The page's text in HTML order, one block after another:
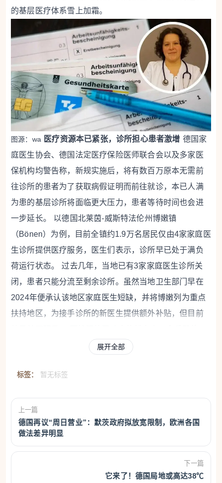
的基层医疗体系雪上加霜。
图源：wa 医疗资源本已紧张，诊所担心患者激增 德国家
庭医生协会、德国法定医疗保险医师联合会以及多家医
保机构均警告称，新规实施后，将有数百万原本无需前
往诊所的患者为了获取病假证明而前往就诊，本已人满
为患的基层诊所将面临更大压力，患者等待时间也会进
一步延长。
以德国北莱茵-威斯特法伦州博嫩镇
（Bönen）为例，目前全镇约1.9万名居民仅由4家家庭医
生诊所提供医疗服务，医生们表示，诊所早已处于满负
荷运行状态。
过去几年，当地已有3家家庭医生诊所关
闭，患者只能分流至剩余诊所。虽然当地卫生部门早在
2024年便承认该地区家庭医生短缺，并将博嫩列为重点
扶持地区，为接手诊所的新医生提供额外补贴，但目前
是普通感冒、流感或肠胃炎，原本可能选择在家休息、
诊所申请病假证明。
假）。数据显示，根据德国企业医保机构统计，德国员
工人均病假天数已从2016年的18天上升至目前的22天。
医生：新规只会增加行政负担和患者不满
路易莎·乌鲁蒂亚（Luisa Urrutia）认为，这项改革并非
良策。她表示：“这意味着更多工作量、更多行政事务，
展开全部
标签： 暂无标签
上一篇
德国再议“周日营业”：默茨政府拟放宽限制，欧洲各国
做法差异明显
下一篇
它来了！德国局地或高达38℃